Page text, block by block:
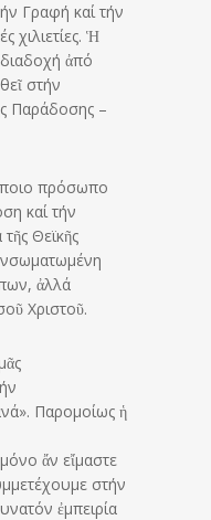
Γραφή καί τήν
χιλιετίες. Ἡ
ἀπό
στήν
Παράδοσης –
πρόσωπο
καί τήν
Θεϊκῆς
ἀλλά
Χριστοῦ.
Παρομοίως ἡ
ἄν εἴμαστε
στήν
ἐμπειρία